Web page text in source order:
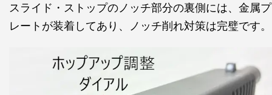
スライド・ストップのノッチ部分の裏側には、金属プ
レートが装着してあり、ノッチ削れ対策は完璧です。